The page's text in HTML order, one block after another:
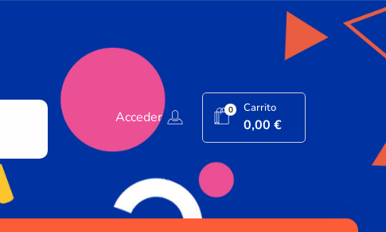
Acceder 0 Carrito
0,00€